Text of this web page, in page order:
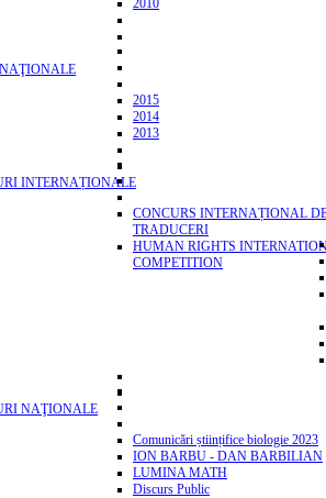
2010
2015
2014
2013
INTERNAȚIONALE
CONCURS INTERNAȚIONAL
TRADUCERI
HUMAN RIGHTS
COMPETITION
NAŢIONALE
Comunicări științifice biologie 2023
ION BARBU - DAN BARBILIAN
LUMINA MATH
Discurs Public